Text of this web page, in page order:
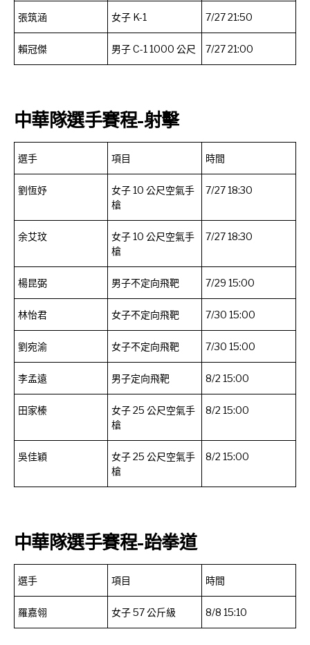
張筑涵 女子 K-1 7/27 21:50
賴冠傑 男子 C-1 1000 公尺 7/27 21:00
中華隊選手賽程-射擊
選手 項目 時間
劉恆妤
女子 10 公尺空氣手
槍
7/27 18:30
余艾玟
女子 10 公尺空氣手
槍
7/27 18:30
楊昆弼 男子不定向飛靶 7/29 15:00
林怡君 女子不定向飛靶 7/30 15:00
劉宛渝 女子不定向飛靶 7/30 15:00
李孟遠 男子定向飛靶 8/2 15:00
田家榛
女子 25 公尺空氣手
槍
8/2 15:00
吳佳穎
女子 25 公尺空氣手
槍
8/2 15:00
中華隊選手賽程-跆拳道
選手 項目 時間
羅嘉翎 女子 57 公斤級 8/8 15:10